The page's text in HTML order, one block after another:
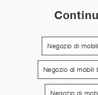
Negozio di
Negozio di mobili
Negozio di